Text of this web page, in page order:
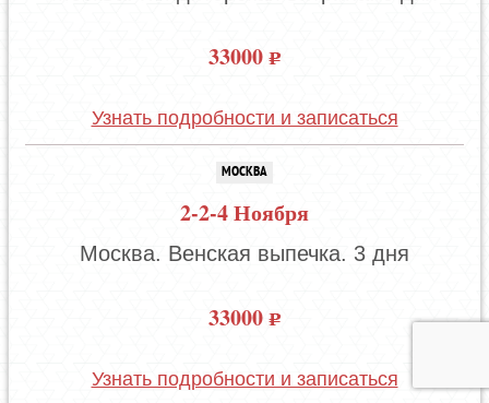
33000
Узнать подробности и записаться
МОСКВА
2-2-4 Ноября
Москва. Венская выпечка. 3 дня
33000
Узнать подробности и записаться